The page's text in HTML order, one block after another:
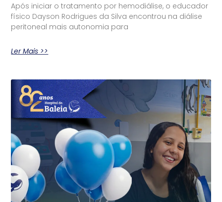
Após iniciar o tratamento por hemodiálise, o educador
físico Dayson Rodrigues da Silva encontrou na diálise
peritoneal mais autonomia para
Ler Mais >>